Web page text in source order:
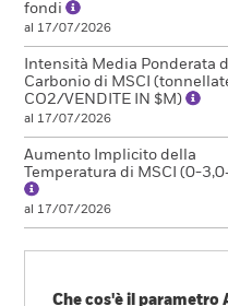
fondi
al 17/07/2026
Intensità Media Ponderata
Carbonio di MSCI
CO2/VENDITE IN $M)
al 17/07/2026
Aumento Implicito della
Temperatura di MSCI (0-
al 17/07/2026
Che cos'è il parametro